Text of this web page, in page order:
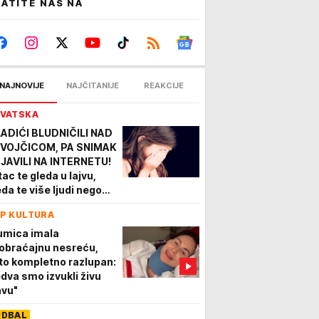
NAS NA
NAJNOVIJE NAJČITANIJE REAKCIJE
BLUDNIČILI NAD
PA SNIMAK
NA INTERNETU!
te gleda u lajvu,
te više ljudi nego
KULTURA
imala
nesreću,
kompletno razlupan:
smo izvukli živu